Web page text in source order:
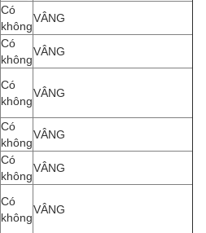
Có
không
VÂNG
Có
không
VÂNG
Có
không
VÂNG
Có
không
VÂNG
Có
không
VÂNG
Có
không
VÂNG